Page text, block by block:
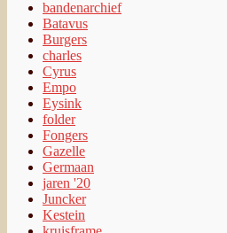
bandenarchief
Batavus
Burgers
charles
Cyrus
Empo
Eysink
folder
Fongers
Gazelle
Germaan
jaren '20
Juncker
Kestein